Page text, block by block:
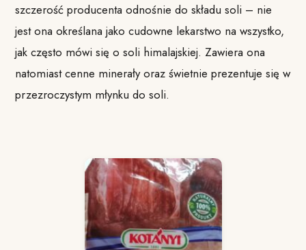
szczerość producenta odnośnie do składu soli – nie
jest ona określana jako cudowne lekarstwo na wszystko,
jak często mówi się o soli himalajskiej. Zawiera ona
natomiast cenne minerały oraz świetnie prezentuje się w
przezroczystym młynku do soli.